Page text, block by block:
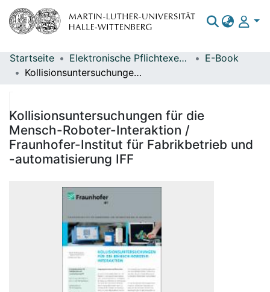
Bereiche & Sammlungen
Statistiken
Startseite Elektronische Pflichtexemplare
E-Book
Kollisionsuntersuchungen für die Mensch-Roboter-Interaktion / Fraunhofer-Institut für Fabrikbetrieb und -automatisierung IFF
Kollisionsuntersuchungen für die
Mensch-Roboter-Interaktion /
Fraunhofer-Institut für Fabrikbetrieb und
-automatisierung IFF